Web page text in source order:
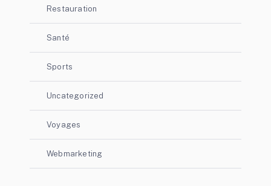
Restauration
Santé
Sports
Uncategorized
Voyages
Webmarketing